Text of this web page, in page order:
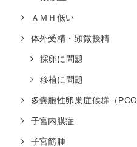
ＡＭＨ低い
体外受精・顕微授精
採卵に問題
移植に問題
多嚢胞性卵巣症候群（
子宮内膜症
子宮筋腫